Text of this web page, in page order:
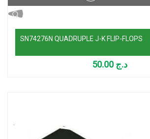
SN74276N QUADRUPLE J-K FLIP-FLOPS
د.ج